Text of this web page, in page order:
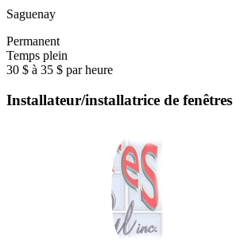
Saguenay
Permanent
Temps plein
30 $ à 35 $ par heure
Installateur/installatrice de fenêtres